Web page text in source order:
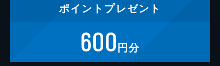
ポイント プレゼント
600円分